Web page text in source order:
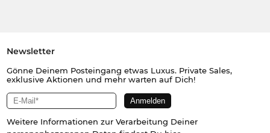
Newsletter
Gönne Deinem Posteingang etwas Luxus. Private Sales,
exklusive Aktionen und mehr warten auf Dich!
Weitere Informationen zur Verarbeitung Deiner